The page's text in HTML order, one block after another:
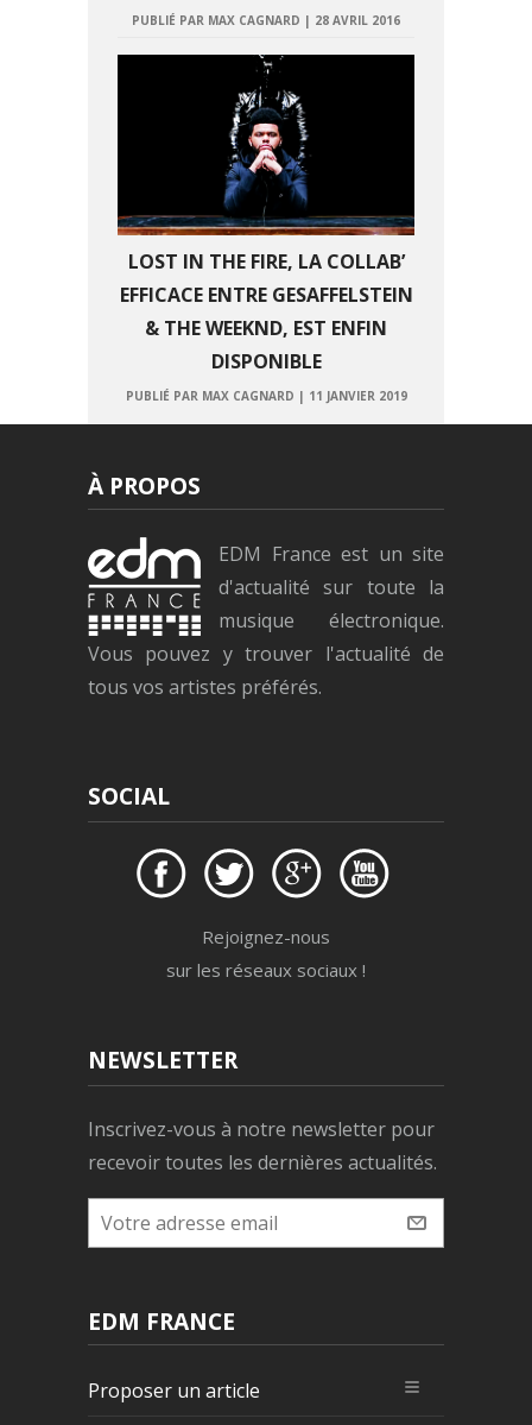
PUBLIÉ PAR MAX CAGNARD | 28 AVRIL 2016
LOST IN THE FIRE, LA COLLAB’
EFFICACE ENTRE GESAFFELSTEIN
& THE WEEKND, EST ENFIN
DISPONIBLE
PUBLIÉ PAR MAX CAGNARD | 11 JANVIER 2019
À PROPOS
EDM France est un site
d'actualité sur toute la
musique électronique.
Vous pouvez y trouver l'actualité de
tous vos artistes préférés.
SOCIAL
Rejoignez-nous
sur les réseaux sociaux !
NEWSLETTER
Inscrivez-vous à notre newsletter pour
recevoir toutes les dernières actualités.
EDM FRANCE
Proposer un article